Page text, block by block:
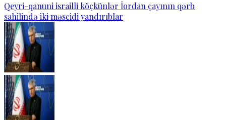
Qeyri-qanuni israilli köçkünlər İordan çayının qərb
sahilində iki məscidi yandırıblar